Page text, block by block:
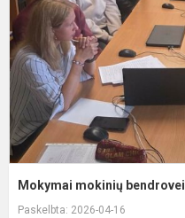
Mokymai mokinių bendrovei
Paskelbta: 2026-04-16